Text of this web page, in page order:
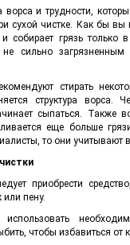
ворса и трудности,
сухой чистке. Как бы вы
собирает грязь только
сильно
стирать
структура ворса.
сыпаться. Также
еще больше
то они учитывают
приобрести
пену.
чтобы избавиться от